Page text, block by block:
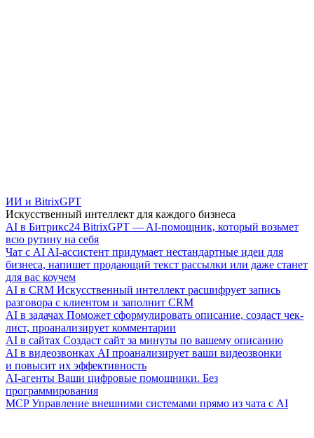
ИИ и BitrixGPT
Искусственный интеллект для каждого бизнеса
AI в Битрикс24 BitrixGPT — AI-помощник, который возьмет
всю рутину на себя
Чат с AI AI-ассистент придумает нестандартные идеи для
бизнеса, напишет продающий текст рассылки или даже станет
для вас коучем
AI в CRM Искусственный интеллект расшифрует запись
разговора с клиентом и заполнит CRM
AI в задачах Поможет сформулировать описание, создаст чек-
лист, проанализирует комментарии
AI в сайтах Создаст сайт за минуты по вашему описанию
AI в видеозвонках AI проанализирует ваши видеозвонки
и повысит их эффективность
AI-агенты Ваши цифровые помощники. Без
программирования
MCP Управление внешними системами прямо из чата с AI